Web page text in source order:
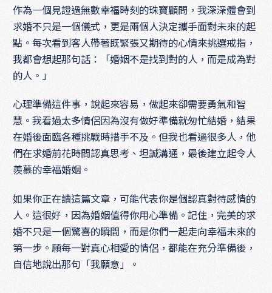
作為一個見證過無數幸福時刻的珠寶顧問，我深深體會到
求婚不只是一個儀式，更是兩個人決定攜手面對未來的起
點。每次看到客人帶著既緊張又期待的心情來挑選戒指，
我都會想起那句話：「婚姻不是找到對的人，而是成為對
的人。」
心理準備這件事，說起來容易，做起來卻需要勇氣和智
慧。我看過太多情侶因為沒有做好準備就匆忙結婚，結果
在婚後面臨各種挑戰時措手不及。但我也看過很多人，他
們在求婚前花時間認真思考、坦誠溝通，最後建立起令人
羨慕的幸福婚姻。
如果你正在讀這篇文章，可能代表你是個認真對待感情的
人。這很好，因為婚姻值得你用心準備。記住，完美的求
婚不只是一個驚喜的瞬間，而是你們一起走向幸福未來的
第一步。願每一對真心相愛的情侶，都能在充分準備後，
自信地說出那句「我願意」。